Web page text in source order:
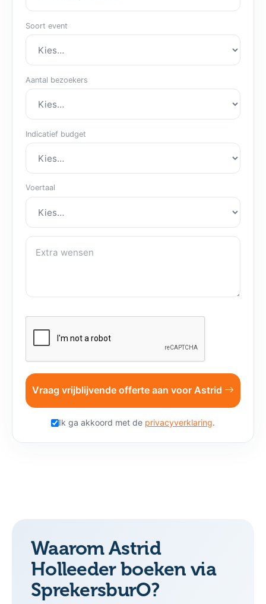
Soort event
Aantal bezoekers
Indicatief budget
Voertaal
Extra wensen
Vraag vrijblijvende offerte aan voor Astrid
Ik ga akkoord met de privacyverklaring.
Waarom Astrid
Holleeder boeken via
SprekersburO?